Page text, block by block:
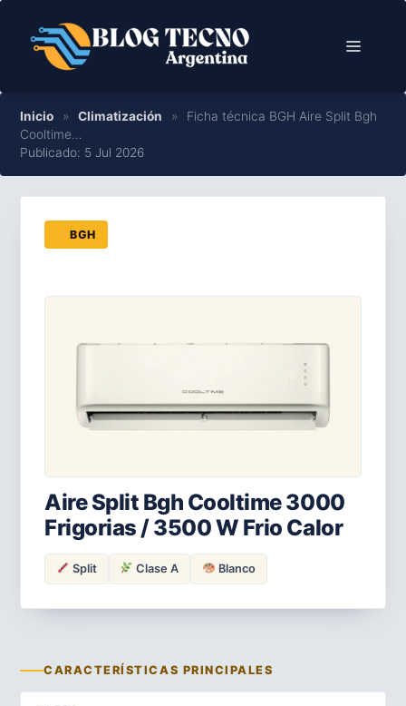
contenido
Menú
Inicio » Climatización »
Ficha técnica BGH Aire Split Bgh
Cooltime…
Publicado: 5 Jul 2026
BGH
Aire Split Bgh Cooltime 3000
Frigorias / 3500 W Frio Calor
Split Clase A Blanco
CARACTERÍSTICAS PRINCIPALES